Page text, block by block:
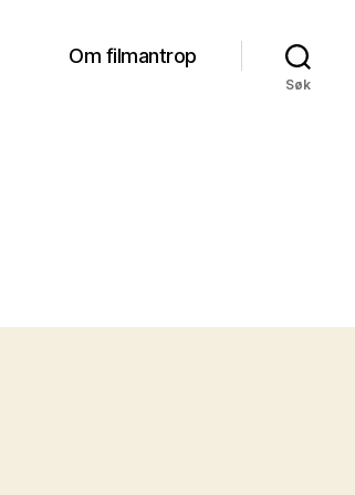
Om filmantrop
Søk